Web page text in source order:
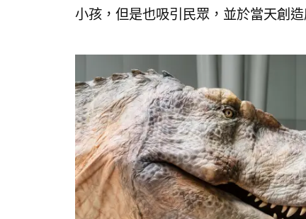
小孩，但是也吸引民眾，並於當天創